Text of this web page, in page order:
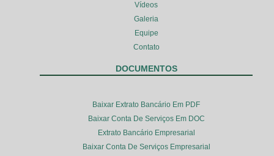
Vídeos
Galeria
Equipe
Contato
DOCUMENTOS
Baixar Extrato Bancário Em PDF
Baixar Conta De Serviços Em DOC
Extrato Bancário Empresarial
Baixar Conta De Serviços Empresarial